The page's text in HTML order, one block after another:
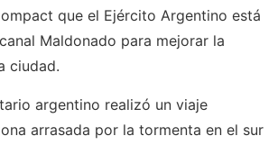
que el Ejército Argentino está
Maldonado para mejorar la
ciudad.
argentino realizó un viaje
arrasada por la tormenta en el sur